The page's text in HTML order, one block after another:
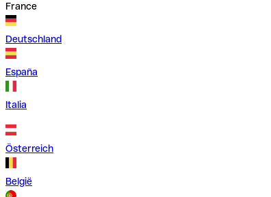
France
Deutschland
España
Italia
Österreich
België